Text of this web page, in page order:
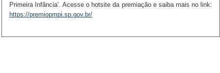
Primeira Infância'. Acesse o hotsite da premiação e saiba mais no link:
https://premiopmpi.sp.gov.br/
https://go.tce.sp.gov.br/vim5d9